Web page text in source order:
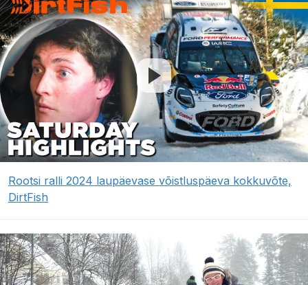
Rootsi ralli 2024 laupäevase võistluspäeva kokkuvõte,
DirtFish